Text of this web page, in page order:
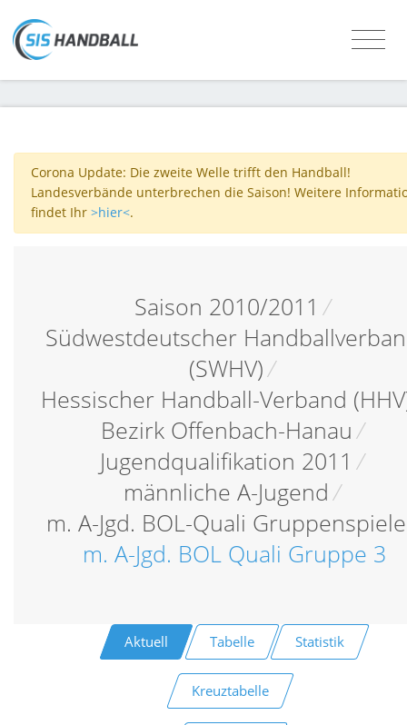
Corona Update: Die zweite Welle trifft den Handball!
Landesverbände unterbrechen die Saison! Weitere
findet Ihr >hier<.
Saison 2010/2011 /
Südwestdeutscher
(SWHV)/
Hessischer Handball-Verband
Bezirk Offenbach-Hanau/
Jugendqualifikation 2011 /
männliche A-Jugend /
m. A-Jgd. BOL-Quali Gruppenspiele
m. A-Jgd. BOL Quali Gruppe 3
Aktuell Tabelle Statistik
Kreuztabelle